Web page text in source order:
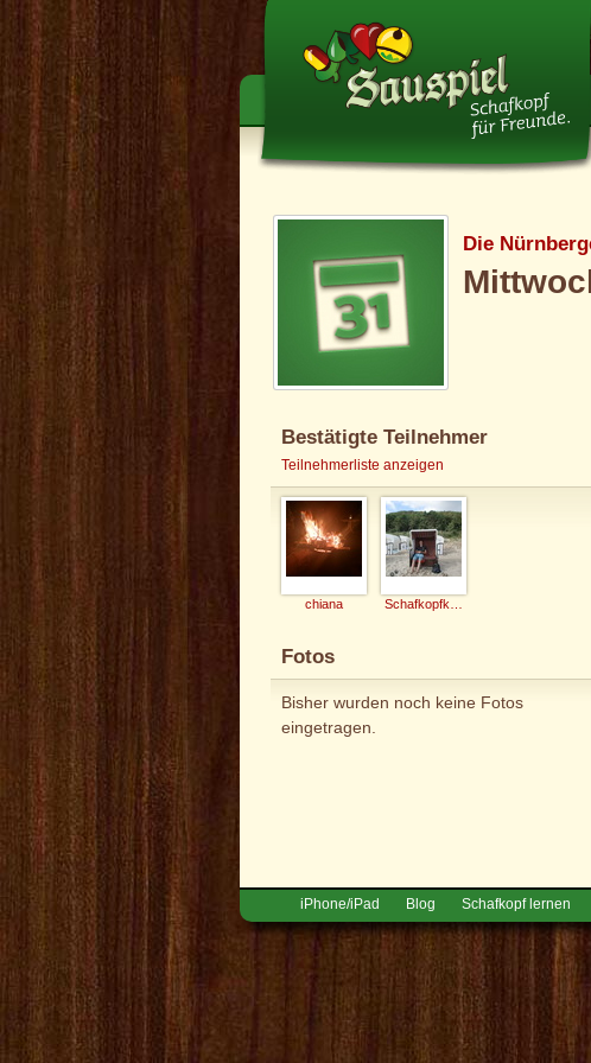
Die
Bestätigte Teilnehmer
Teilnehmerliste anzeigen
chiana
Fotos
Bisher wurden noch keine Fotos
eingetragen.
iPhone/iPad Blog Schafkopf lernen